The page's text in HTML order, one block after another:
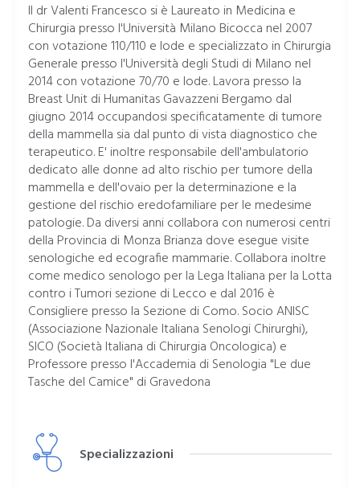
Il dr Valenti Francesco si è Laureato in Medicina e
Chirurgia presso l'Università Milano Bicocca nel 2007
con votazione 110/110 e lode e specializzato in Chirurgia
Generale presso l'Università degli Studi di Milano nel
2014 con votazione 70/70 e lode. Lavora presso la
Breast Unit di Humanitas Gavazzeni Bergamo dal
giugno 2014 occupandosi specificatamente di tumore
della mammella sia dal punto di vista diagnostico che
terapeutico. E' inoltre responsabile dell'ambulatorio
dedicato alle donne ad alto rischio per tumore della
mammella e dell'ovaio per la determinazione e la
gestione del rischio eredofamiliare per le medesime
patologie. Da diversi anni collabora con numerosi centri
della Provincia di Monza Brianza dove esegue visite
senologiche ed ecografie mammarie. Collabora inoltre
come medico senologo per la Lega Italiana per la Lotta
contro i Tumori sezione di Lecco e dal 2016 è
Consigliere presso la Sezione di Como. Socio ANISC
(Associazione Nazionale Italiana Senologi Chirurghi),
SICO (Società Italiana di Chirurgia Oncologica) e
Professore presso l'Accademia di Senologia "Le due
Tasche del Camice" di Gravedona
Specializzazioni